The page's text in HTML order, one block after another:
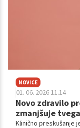
NOVICE
01. 06. 2026 11.14
Novo zdravilo
zmanjšuje
Klinično preskušanje